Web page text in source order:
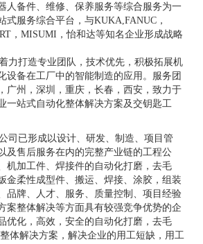
人备件、维修、保养服务等综合服务为一
式服务综合平台，与KUKA,FANUC，
，MISUMI，怡和达等知名企业形成战略
力打造专业团队，技术优先，积极拓展机
设备在工厂中的智能制造的应用。服务团
广州，深圳，重庆，长春，西安，致力于
一站式自动化整体解决方案及交钥匙工
司已形成以设计、研发、制造、项目管
及售后服务在内的完整产业链的工程公
机加工件、焊接件的自动化打磨，去毛
金柔性成型件、搬运、焊接、涂胶，组装
品牌、人才、服务、质量控制、项目经验
案整体解决等方面具有较强竞争优势的企
优化，高效，安全的自动化打磨，去毛
体解决方案，解决企业的用工短缺，用工